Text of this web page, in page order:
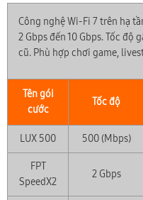
Công nghệ Wi-Fi 7 trên hạ
2 Gbps đến 10 Gbps. Tốc độ
cũ. Phù hợp chơi game,
Tên gói
cước
Tốc độ
LUX 500 500 (Mbps)
FPT
SpeedX2
2 Gbps